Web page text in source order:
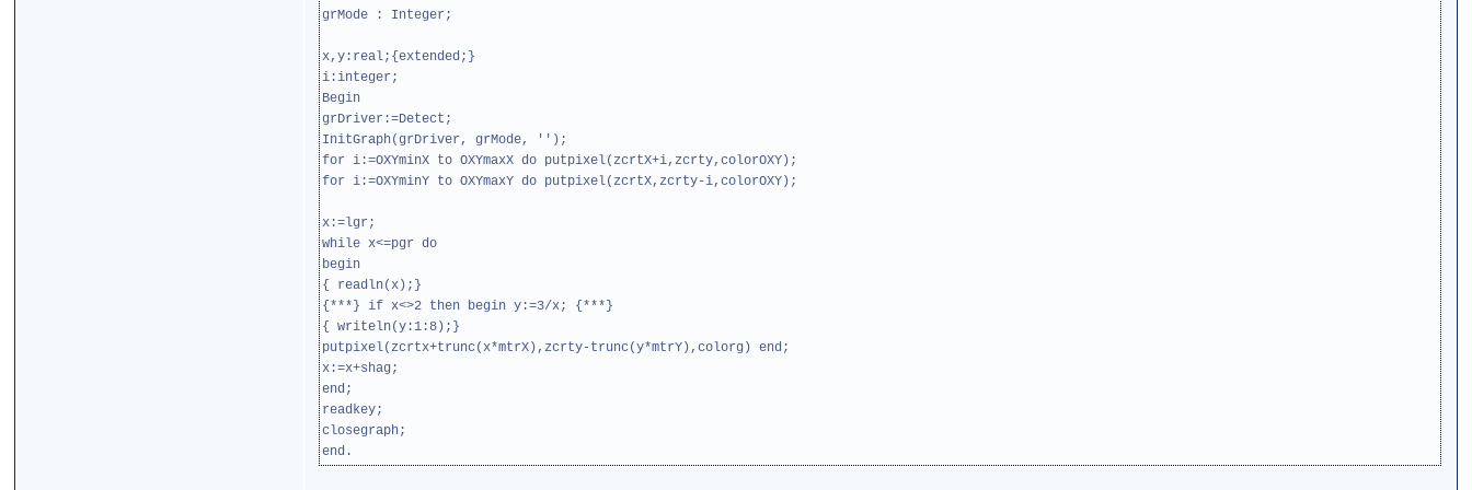
grMode : Integer;
x,y:real;{extended;}
i:integer;
Begin
grDriver:=Detect;
InitGraph(grDriver, grMode, '');
for i:=OXYminX to OXYmaxX do putpixel(zcrtX+i,zcrty,colorOXY);
for i:=OXYminY to OXYmaxY do putpixel(zcrtX,zcrty-i,colorOXY);
x:=lgr;
while x<=pgr do
begin
{ readln(x);}
{***} if x<>2 then begin y:=3/x; {***}
{ writeln(y:1:8);}
putpixel(zcrtx+trunc(x*mtrX),zcrty-trunc(y*mtrY),colorg) end;
x:=x+shag;
end;
readkey;
closegraph;
end.